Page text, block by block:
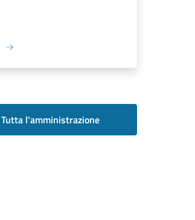
Tutta l'amministrazione